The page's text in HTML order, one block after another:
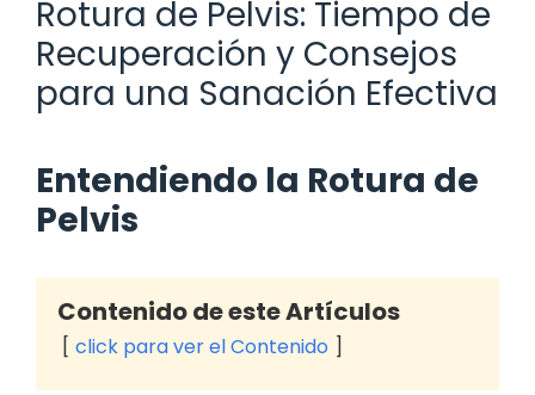
Rotura de Pelvis: Tiempo de
Recuperación y Consejos
para una Sanación Efectiva
Entendiendo la Rotura de
Pelvis
Contenido de este Artículos
click para ver el Contenido